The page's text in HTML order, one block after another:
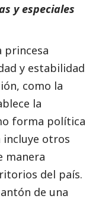
y especiales
princesa
y estabilidad
como la
la
forma política
otros
manera
del país.
de una